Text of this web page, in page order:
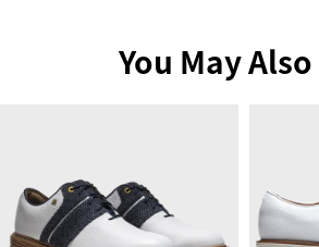
どの幅を購入しましたか？ 幅広(XW)
You May